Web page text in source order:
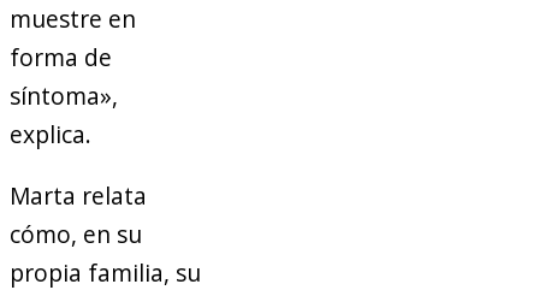
muestre en
forma de
síntoma»,
explica.
Marta relata
cómo, en su
propia familia, su